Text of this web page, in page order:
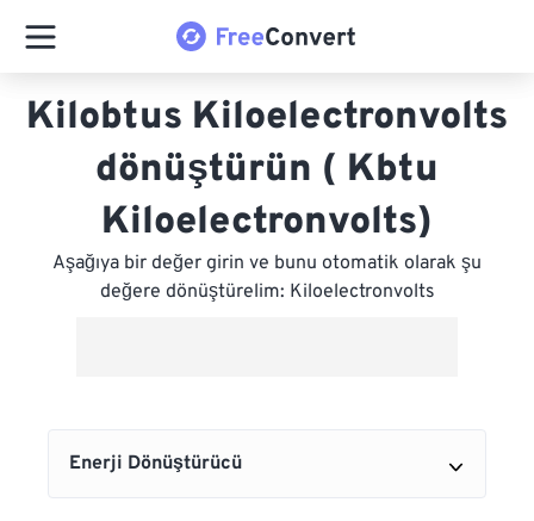
Kilobtus Kiloelectronvolts
dönüştürün ( Kbtu
Kiloelectronvolts)
Aşağıya bir değer girin ve bunu otomatik olarak şu
değere dönüştürelim: Kiloelectronvolts